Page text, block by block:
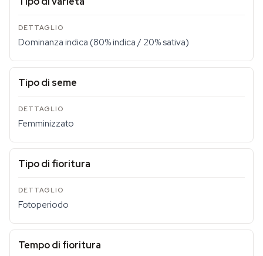
Dominanza indica (80% indica / 20% sativa)
Tipo di seme
Femminizzato
Tipo di fioritura
Fotoperiodo
Tempo di fioritura